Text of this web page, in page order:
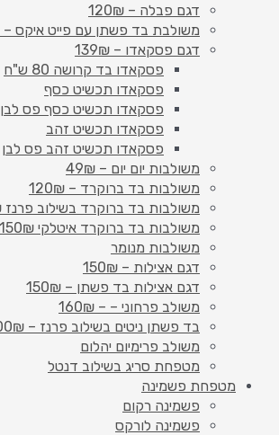
דגם פבלה – 120₪
משולבת בד פשתן עם פייט איקס – 120₪
דגם פסקאדו – 139₪
פסקאדו בד קרושה 80 ש"ח
פסקאדו תכשיט כסף
פסקאדו תכשיט כסף פס לבן
פסקאדו תכשיט זהב
פסקאדו תכשיט זהב פס לבן
משולבות יום יום – 49₪
משולבות בד ברוקרד – 120₪
משולבות בד ברוקרד בשילוב פרנז 130₪
משולבות בד ברוקרד איטלקי 150₪
משולבות מנומר
דגם אצילות – 150₪
דגם אצילות בד פשתן – 150₪
משולב פרחוני – – 160₪
בד פשתן ניטים בשילוב פרנז – 100₪
משולב פרימיום יהלום
מטפחת סריג בשילוב דנטל
מטפחת פשמינה
פשמינה רקום
פשמינה לורקס